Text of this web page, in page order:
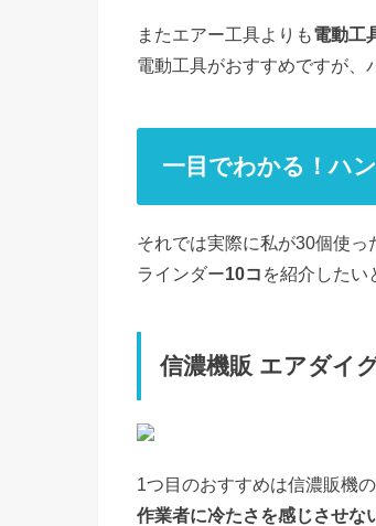
またエアー工具よりも電動工
電動工具がおすすめですが、
一目でわかる！ハ
それでは実際に私が30個使
ラインダー10コ を紹介したい
信濃機販 エアダイ
1つ目のおすすめは信濃販機
作業者に冷たさを感じさせな